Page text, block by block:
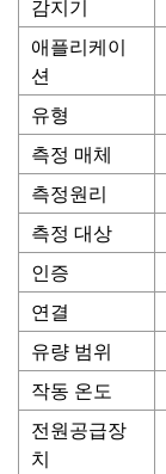
감지기
애플리케이
션
유형
측정 매체
측정원리
측정 대상
인증
연결
유량 범위
작동 온도
전원공급장
치